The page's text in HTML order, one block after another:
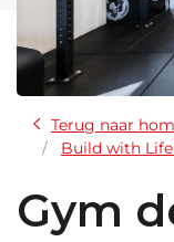
Terug naar
Build with
Gym